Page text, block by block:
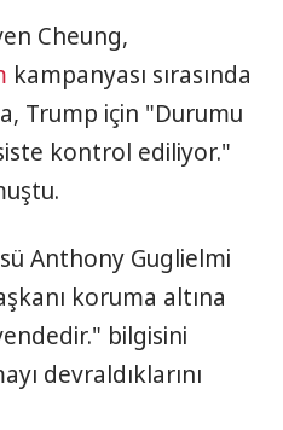
Cheung,
kampanyası sırasında
Trump için "Durumu
kontrol ediliyor."
Anthony Guglielmi
koruma altına
bilgisini
devraldıklarını